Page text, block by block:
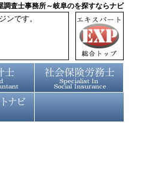
調査士事務所～岐阜のを探すならナビ
ンです。